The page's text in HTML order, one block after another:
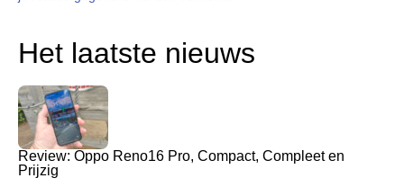
Het laatste nieuws
Review: Oppo Reno16 Pro, Compact, Compleet en
Prijzig